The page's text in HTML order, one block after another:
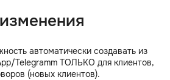
автоматически создавать из
Telegramm ТОЛЬКО для клиентов,
(новых клиентов).